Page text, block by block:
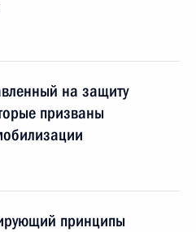
на защиту
призваны
принципы